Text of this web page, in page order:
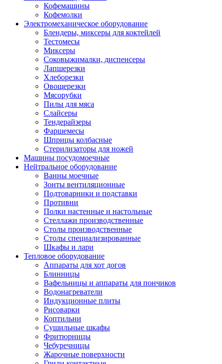
Кофемашины
Кофемолки
Электромеханическое оборудование
Блендеры, миксеры для коктейлей
Тестомесы
Миксеры
Соковыжималки, диспенсеры
Лапшерезки
Хлеборезки
Овощерезки
Мясорубки
Пилы для мяса
Слайсеры
Тендерайзеры
Фаршемесы
Шприцы колбасные
Стерилизаторы для ножей
Машины посудомоечные
Нейтральное оборудование
Ванны моечные
Зонты вентиляционные
Подтоварники и подставки
Противни
Полки настенные и настольные
Стеллажи производственные
Столы производственные
Столы специализированные
Шкафы и лари
Тепловое оборудование
Аппараты для хот догов
Блинницы
Вафельницы и аппараты для пончиков
Водонагреватели
Индукционные плиты
Рисоварки
Коптильни
Сушильные шкафы
Фритюрницы
Чебуречницы
Жарочные поверхности